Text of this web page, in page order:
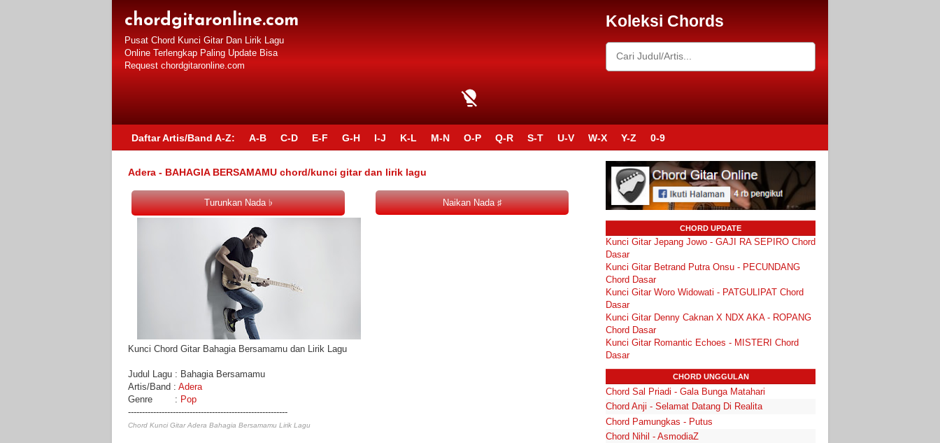
chordgitaronline.com
Pusat Chord Kunci Gitar Dan Lirik Lagu
Online Terlengkap Paling Update Bisa
Request chordgitaronline.com
Koleksi Chords
Daftar Artis/Band A-Z: A-B C-D E-F G-H I-J K-L M-N O-P Q-R S-T U-V W-X Y-Z 0-9
Adera - BAHAGIA BERSAMAMU chord/kunci gitar dan lirik lagu
Kunci Chord Gitar Bahagia Bersamamu dan Lirik Lagu
Judul Lagu : Bahagia Bersamamu
Artis/Band : Adera
Genre : Pop
---------------------------------------------------------
Chord Kunci Gitar Adera Bahagia Bersamamu Lirik Lagu
CHORD UPDATE
Kunci Gitar Jepang Jowo - GAJI RA SEPIRO Chord
Dasar
Kunci Gitar Betrand Putra Onsu - PECUNDANG
Chord Dasar
Kunci Gitar Woro Widowati - PATGULIPAT Chord
Dasar
Kunci Gitar Denny Caknan X NDX AKA - ROPANG
Chord Dasar
Kunci Gitar Romantic Echoes - MISTERI Chord
Dasar
CHORD UNGGULAN
Chord Sal Priadi - Gala Bunga Matahari
Chord Anji - Selamat Datang Di Realita
Chord Pamungkas - Putus
Chord Nihil - AsmodiaZ